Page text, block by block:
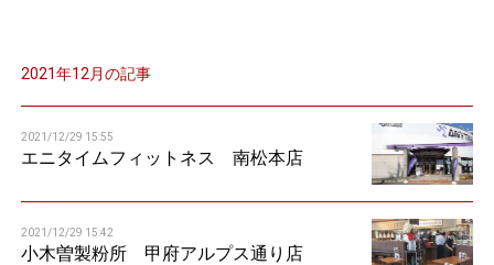
2021年12月の記事
2021/12/29 15:55
エニタイムフィットネス 南松本店
2021/12/29 15:42
小木曽製粉所 甲府アルプス通り店